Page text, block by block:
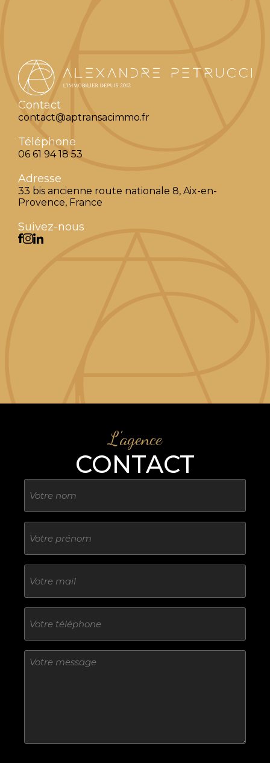
Contact
contact@aptransacimmo.fr
Téléphone
06 61 94 18 53
Adresse
33 bis ancienne route nationale 8, Aix-en-
Provence, France
Suivez-nous
L'agence
CONTACT
Nom
Sans
titre
E-
mail
Téléphone
Sans
titre